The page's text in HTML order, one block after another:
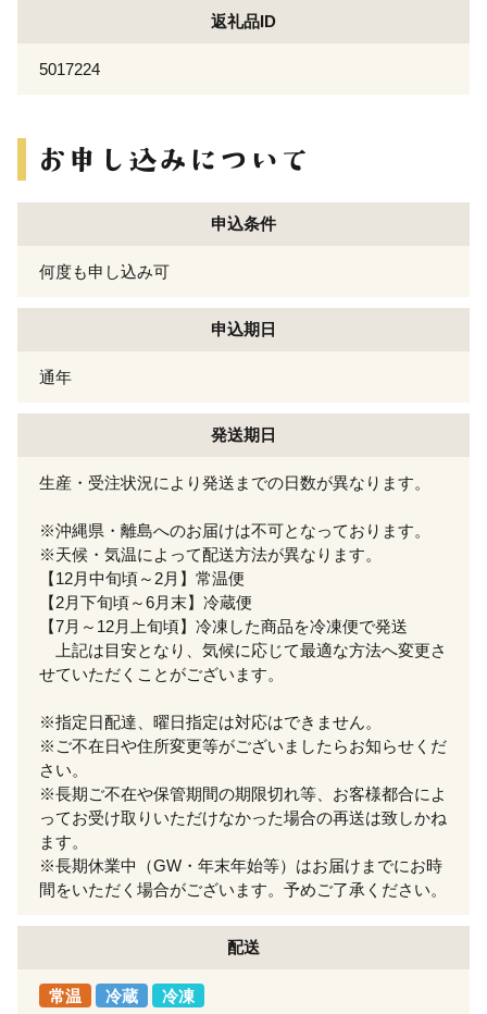
返礼品ID
5017224
申込条件
何度も申し込み可
申込期日
通年
発送期日
生産・受注状況により発送までの日数が異なります。
※沖縄県・離島へのお届けは不可となっております。
※天候・気温によって配送方法が異なります。
【12月中旬頃～2月】常温便
【2月下旬頃～6月末】冷蔵便
【7月～12月上旬頃】冷凍した商品を冷凍便で発送
上記は目安となり、気候に応じて最適な方法へ変更さ
せていただくことがございます。
※指定日配達、曜日指定は対応はできません。
※ご不在日や住所変更等がございましたらお知らせくだ
さい。
※長期ご不在や保管期間の期限切れ等、お客様都合によ
ってお受け取りいただけなかった場合の再送は致しかね
ます。
※長期休業中（GW・年末年始等）はお届けまでにお時
間をいただく場合がございます。予めご了承ください。
配送
常温 冷蔵 冷凍